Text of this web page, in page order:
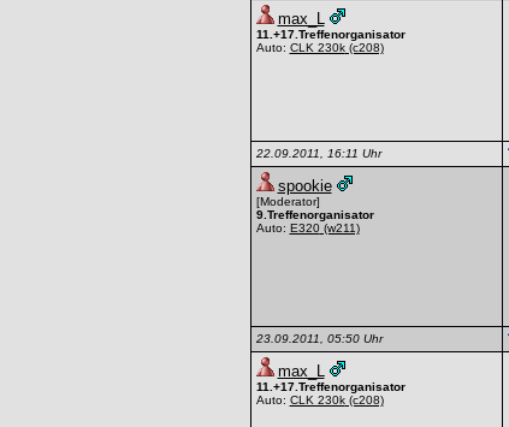
max_L
11.+17.Treffenorganisator
Auto: CLK 230k(c208)
22.09.2011, 16:11 Uhr
spookie
[Moderator]
9.Treffenorganisator
Auto: E320(w211)
23.09.2011, 05:50 Uhr
max_L
11.+17.Treffenorganisator
Auto: CLK 230k(c208)